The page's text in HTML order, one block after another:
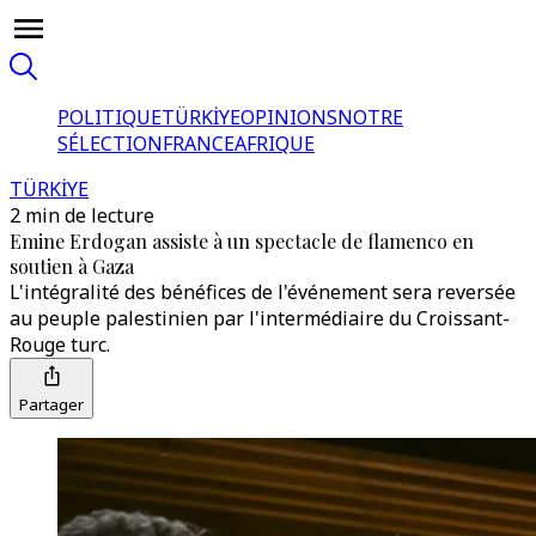
POLITIQUETÜRKİYEOPINIONSNOTRE
SÉLECTIONFRANCEAFRIQUE
TÜRKİYE
2 min de lecture
Emine Erdogan assiste à un spectacle de flamenco en
soutien à Gaza
L'intégralité des bénéfices de l'événement sera reversée
au peuple palestinien par l'intermédiaire du Croissant-
Rouge turc.
Partager